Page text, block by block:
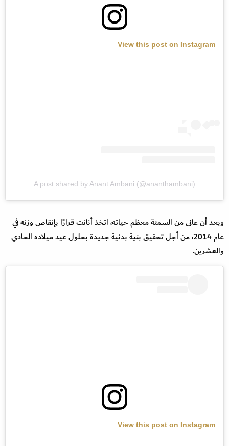
View this post on Instagram
A post shared by Anant Ambani (@ananthambani)
وبعد أن عانى من السمنة معظم حياته، اتخذ أنانت قرارًا بإنقاص وزنه في
عام 2014، من أجل تحقيق بنية بدنية جديدة بحلول عيد ميلاده الحادي
والعشرين.
View this post on Instagram